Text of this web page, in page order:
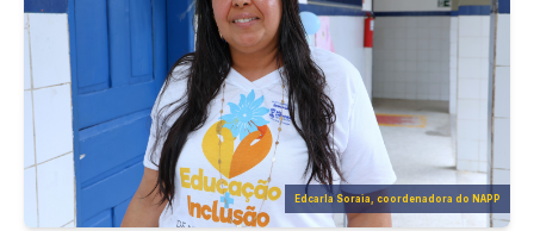
Edcarla Soraia, coordenadora do NAPP